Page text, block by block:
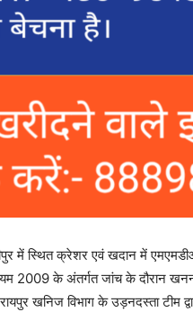
में स्थित क्रेशर एवं खदान में
2009 के अंतर्गत जांच के दौरान
खनिज विभाग के उड़नदस्ता टीम